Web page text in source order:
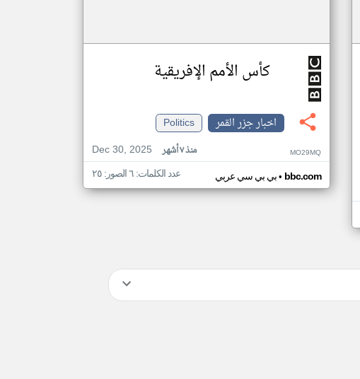
كأس الأمم الإفريقية
اخبار جزر القمر
Politics
Dec 30, 2025
منذ ٧ أشهر MO29MQ
بي بي سي عربي• bbc.com عدد الكلمات: ٦ الصور: ٢٥